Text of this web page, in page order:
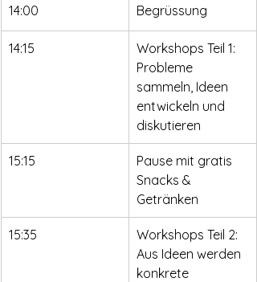
14:00 Begrüssung
14:15
Workshops Teil 1:
Probleme
sammeln, Ideen
entwickeln und
diskutieren
15:15
Pause mit gratis
Snacks &
Getränken
15:35
Workshops Teil 2:
Aus Ideen werden
konkrete